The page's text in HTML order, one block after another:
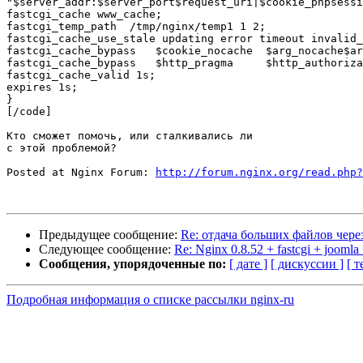
fastcgi_cache www_cache;
fastcgi_temp_path  /tmp/nginx/temp1 1 2;
fastcgi_cache_use_stale updating error timeout
fastcgi_cache_bypass   $cookie_nocache
fastcgi_cache_bypass   $http_pragma
fastcgi_cache_valid 1s;
expires 1s;
}
[/code]
Кто сможет помочь, или сталкивались ли
с этой проблемой?
Posted at Nginx Forum:
http://forum.nginx.org/
Предыдущее сообщение: Re: отдача больших файлов
Следующее сообщение: Re: Nginx 0.8.52 + fastcgi +
Сообщения, упорядоченные по: [ дате ] [ дискуссии ] [
Подробная информация о списке рассылки nginx-ru